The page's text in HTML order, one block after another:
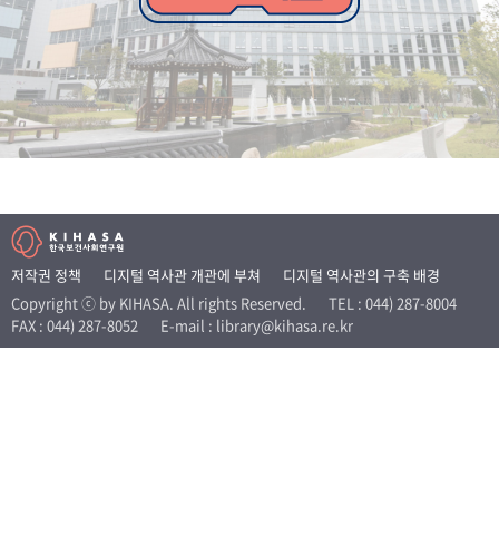
50 주년 기념
성과 50선 숫자로 보는 50년 50 +1주년 광장
세계와 함께 한 KIHASA
VR 역사관
저작권 정책 디지털 역사관 개관에 부쳐
디지털 역사관의 구축 배경
Copyright ⓒ by KIHASA. All rights Reserved.
TEL : 044) 287-8004
FAX : 044) 287-8052
E-mail : library@kihasa.re.kr